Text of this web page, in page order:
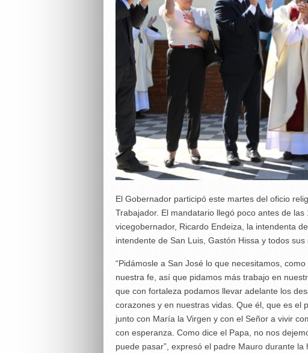
El Gobernador participó este martes del oficio
Trabajador. El mandatario llegó poco antes de
vicegobernador, Ricardo Endeiza, la intendenta
intendente de San Luis, Gastón Hissa y todos
“Pidámosle a San José lo que necesitamos,
nuestra fe, así que pidamos más trabajo en
que con fortaleza podamos llevar adelante los
corazones y en nuestras vidas. Que él, que es el
junto con María la Virgen y con el Señor a vivir
con esperanza. Como dice el Papa, no nos
puede pasar”, expresó el padre Mauro durante la